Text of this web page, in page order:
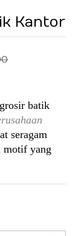
Kantor
batik
seragam
motif yang